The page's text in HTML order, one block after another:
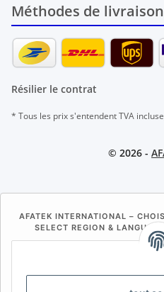
Méthodes de livraison
Résilier le contrat
* Tous les prix s'entendent TVA
© 2026 -
AFATEK INTERNATIONAL –
SELECT REGION &